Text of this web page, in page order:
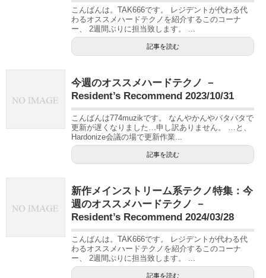
こんばんは。TAK666です。 レジデントが代わる代
わるオススメハードテクノを紹介するこのコーナ
ー、 2週間ぶりに担当致します。 ...
記事を読む
今週のオススメハードテクノ －
Resident’s Recommend 2023/10/31
こんばんは774muzikです。 なんやかんやバタバタで
更新が遅くなりました…申し訳ありません。 …と、
Hardonize会議の場で更新作業...
記事を読む
新作メインストリーム系テクノ特集：今
週のオススメハードテクノ －
Resident’s Recommend 2024/03/28
こんばんは。TAK666です。 レジデントが代わる代
わるオススメハードテクノを紹介するこのコーナ
ー、 2週間ぶりに担当致します。 ...
記事を読む